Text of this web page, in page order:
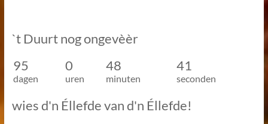
`t Duurt nog ongevèèr
95
0 48 40
dagen uren minuten seconden
wies d'n Éllefde van d'n Éllefde!